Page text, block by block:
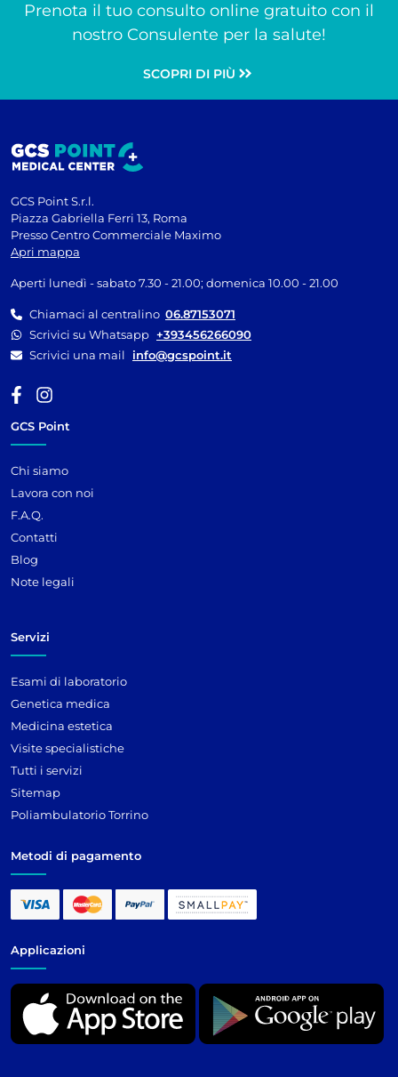
Prenota il tuo consulto online gratuito con il
nostro Consulente per la salute!
SCOPRI DI PIÙ
GCS Point S.r.l.
Piazza Gabriella Ferri 13, Roma
Presso Centro Commerciale Maximo
Apri mappa
Aperti lunedì - sabato 7.30 - 21.00; domenica 10.00 - 21.00
Chiamaci al centralino 06.87153071
Scrivici su Whatsapp +393456266090
Scrivici una mail
info@gcspoint.it
GCS Point
Chi siamo
Lavora con noi
F.A.Q.
Contatti
Blog
Note legali
Servizi
Esami di laboratorio
Genetica medica
Medicina estetica
Visite specialistiche
Tutti i servizi
Sitemap
Poliambulatorio Torrino
Metodi di pagamento
Applicazioni